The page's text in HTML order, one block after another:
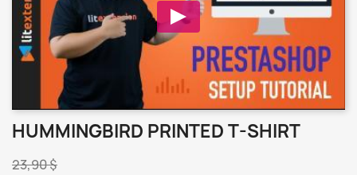
HUMMINGBIRD PRINTED T-SHIRT
23,90 $